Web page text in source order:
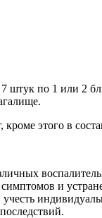
штук по 1 или 2
этого в
и